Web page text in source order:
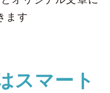
ます
スマート